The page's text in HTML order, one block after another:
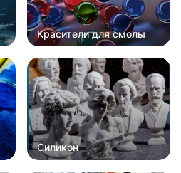
Красители для смолы
Силикон